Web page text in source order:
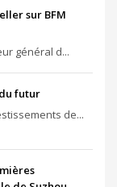
sur BFM
général d...
futur
de...